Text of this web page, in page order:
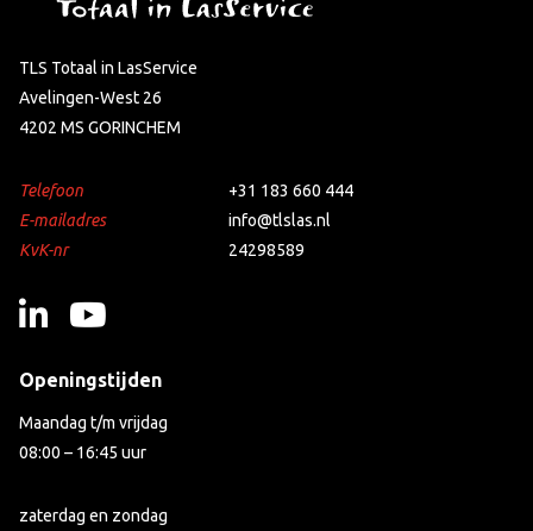
TLS Totaal in LasService
Avelingen-West 26
4202 MS GORINCHEM
Telefoon
+31 183 660 444
E-mailadres
info@tlslas.nl
KvK-nr
24298589
Openingstijden
Maandag t/m vrijdag
08:00 – 16:45 uur
zaterdag en zondag